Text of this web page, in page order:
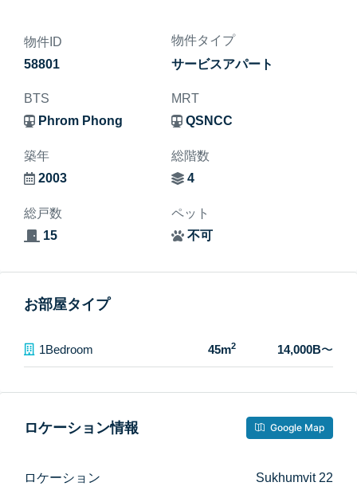
物件ID
58801
物件タイプ
サービスアパート
BTS
Phrom Phong
MRT
QSNCC
築年
2003
総階数
4
総戸数
15
ペット
不可
お部屋タイプ
1Bedroom 45m2 14,000B〜
ロケーション情報 Google Map
ロケーション Sukhumvit 22